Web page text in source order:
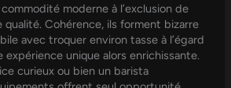
moderne à l’exclusion de
Cohérence, ils forment bizarre
avec troquer environ tasse à l’égard
expérience unique alors enrichissante.
curieux ou bien un barista